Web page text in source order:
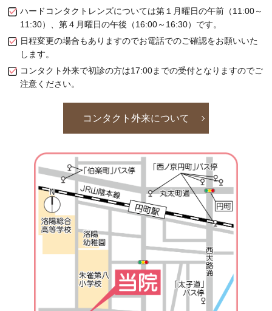
ハードコンタクトレンズについては第１月曜日の午前（11:00～
11:30）、第４月曜日の午後（16:00～16:30）です。
日程変更の場合もありますのでお電話でのご確認をお願いいた
します。
コンタクト外来で初診の方は17:00までの受付となりますのでご
注意ください。
コンタクト外来について